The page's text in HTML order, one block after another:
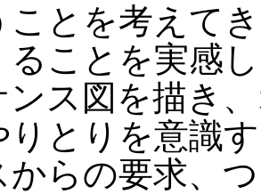
ことを考えて
ることを実感
ンス図を描き
りとりを意識
からの要求、